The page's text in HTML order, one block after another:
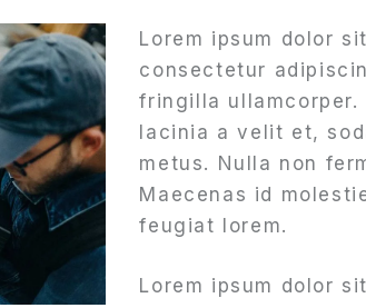
Lorem ipsum dolor
consectetur
fringilla
lacinia a velit et,
metus. Nulla non
Maecenas id
feugiat lorem.
Lorem ipsum dolor